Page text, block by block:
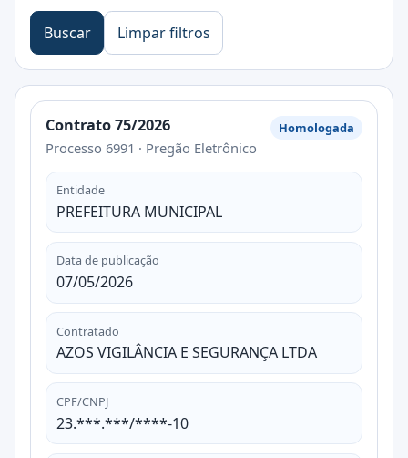
Buscar Limpar filtros
Contrato 75/2026
Processo 6991 · Pregão Eletrônico
Homologada
Entidade
PREFEITURA MUNICIPAL
Data de publicação
07/05/2026
Contratado
AZOS VIGILÂNCIA E SEGURANÇA LTDA
CPF/CNPJ
23.***.***/****-10